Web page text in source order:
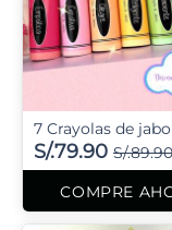
7 Crayolas de
S/.79.90 S/.89.90
COMPRE